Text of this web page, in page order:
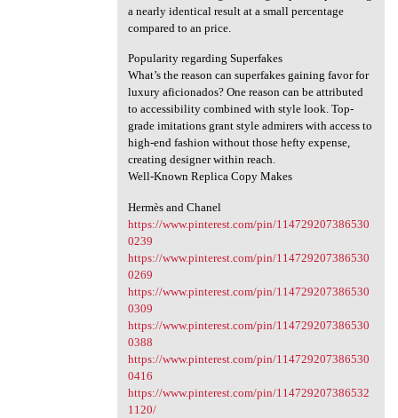
a nearly identical result at a small percentage
compared to an price.
Popularity regarding Superfakes
What’s the reason can superfakes gaining favor for
luxury aficionados? One reason can be attributed
to accessibility combined with style look. Top-
grade imitations grant style admirers with access to
high-end fashion without those hefty expense,
creating designer within reach.
Well-Known Replica Copy Makes
Hermès and Chanel
https://www.pinterest.com/pin/114729207386530
0239
https://www.pinterest.com/pin/114729207386530
0269
https://www.pinterest.com/pin/114729207386530
0309
https://www.pinterest.com/pin/114729207386530
0388
https://www.pinterest.com/pin/114729207386530
0416
https://www.pinterest.com/pin/114729207386532
1120/